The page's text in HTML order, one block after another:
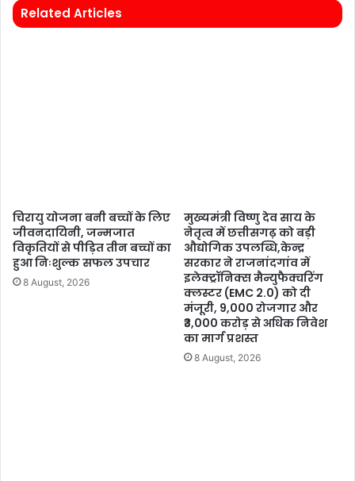
Related Articles
चिरायु योजना बनी बच्चों के लिए
जीवनदायिनी, जन्मजात
विकृतियों से पीड़ित तीन बच्चों का
हुआ निःशुल्क सफल उपचार
8 August, 2026
मुख्यमंत्री विष्णु देव साय के
नेतृत्व में छत्तीसगढ़ को बड़ी
औद्योगिक उपलब्धि,केन्द्र
सरकार ने राजनांदगांव में
इलेक्ट्रॉनिक्स मैन्युफैक्चरिंग
क्लस्टर (EMC 2.0) को दी
मंजूरी, 9,000 रोजगार और
₹3,000 करोड़ से अधिक निवेश
का मार्ग प्रशस्त
8 August, 2026